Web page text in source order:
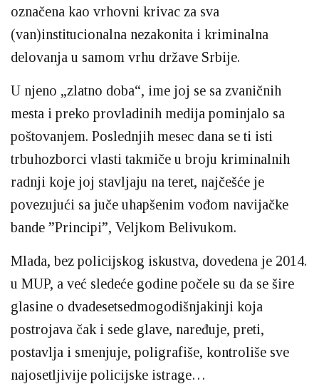
označena kao vrhovni krivac za sva
(van)institucionalna nezakonita i kriminalna
delovanja u samom vrhu države Srbije.
U njeno „zlatno doba“, ime joj se sa zvaničnih
mesta i preko provladinih medija pominjalo sa
poštovanjem. Poslednjih mesec dana se ti isti
trbuhozborci vlasti takmiče u broju kriminalnih
radnji koje joj stavljaju na teret, najčešće je
povezujući sa juče uhapšenim vođom navijačke
bande ”Principi”, Veljkom Belivukom.
Mlada, bez policijskog iskustva, dovedena je 2014.
u MUP, a već sledeće godine počele su da se šire
glasine o dvadesetsedmogodišnjakinji koja
postrojava čak i sede glave, naređuje, preti,
postavlja i smenjuje, poligrafiše, kontroliše sve
najosetljivije policijske istrage…